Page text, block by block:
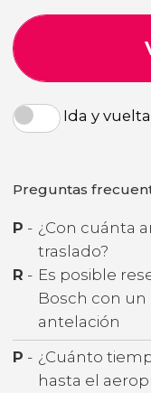
Ida y vuelta
Preguntas
P - ¿Con cuánta
traslado?
R - Es posible
Bosch con un
antelación
P - ¿Cuánto
hasta el